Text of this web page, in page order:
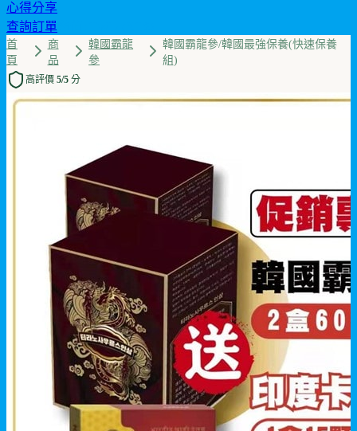
心得分享
查詢訂單
首
頁
商
品
韓國霸龍
參
韓國霸龍參/韓國最強保養(快速保養
組)
高評價 5/5 分